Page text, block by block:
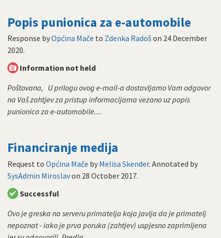
Popis punionica za e-automobile
Response byOpćina Mače to Zdenka Radošon 24 December
2020.
Information not held
Poštovana, U prilogu ovog e-mail-a dostavljamo Vam odgovor
na Vaš zahtjev za pristup informacijama vezano uz popis
punionica za e-automobile....
Financiranje medija
Request to Općina Mače by Melisa Skender. Annotated by
SysAdmin Miroslavon 28 October 2017.
Successful
Ovo je greska na serveru primatelja koja javlja da je primatelj
nepoznat - iako je prva poruka (zahtjev) uspjesno zaprimljena